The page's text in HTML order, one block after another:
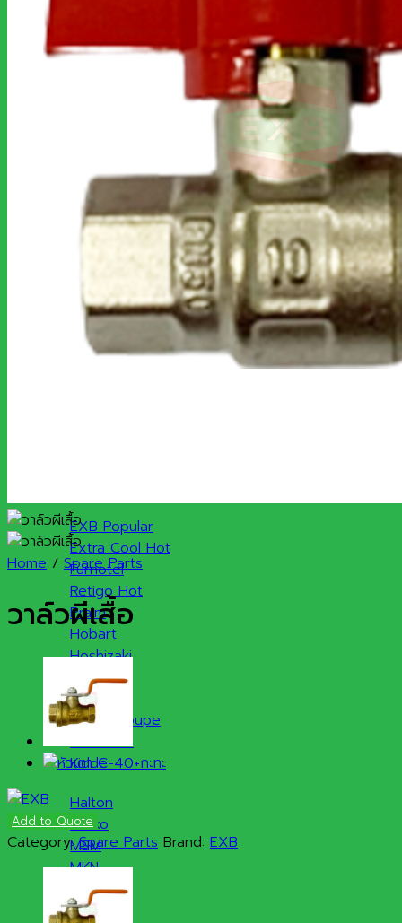
ถังน้ำแข็ง
เครื่องล้างจาน
เครื่องทำน้ำแข็ง
เครื่องปั่นแบบมือถือ
ตู้โชว์เค้ก
Snack Equipment
พัดลมฮูดดูดควัน
อุปกรณ์เบเกอรี่
อุปกรณ์บาร์และกาแฟ
เคมีภัณฑ์
EXB
Extra Cool
Furnotel
Retigo
Praim
Hobart
Hoshizaki
Sanden
Rational
Robot Coupe
Kolb
Kidde
Halton
Meiko
MSM
MKN
T&S
ATA
Home / Spare Parts
วาล์วผีเสื้อ
Add to Quote
Category:Spare Parts Brand: EXB